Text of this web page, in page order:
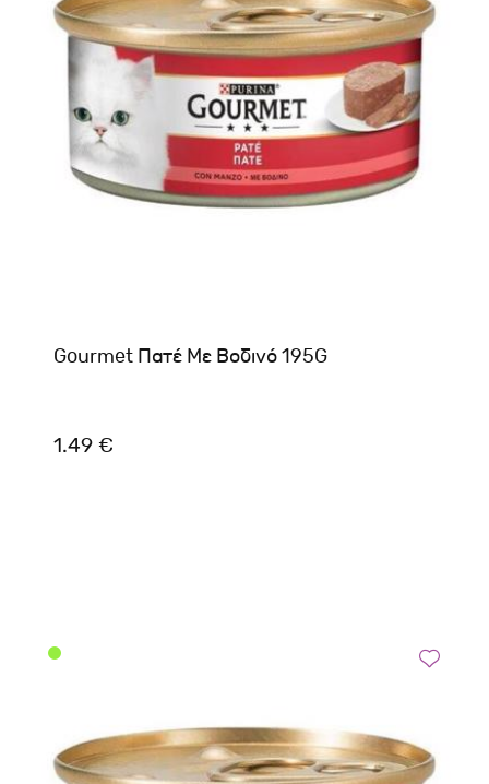
Gourmet Πατέ Με Βοδινό 195G
1.49 €